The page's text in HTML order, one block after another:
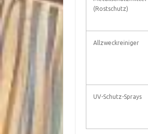
(Rostschutz)
Allzweckreiniger
UV-Schutz-Sprays